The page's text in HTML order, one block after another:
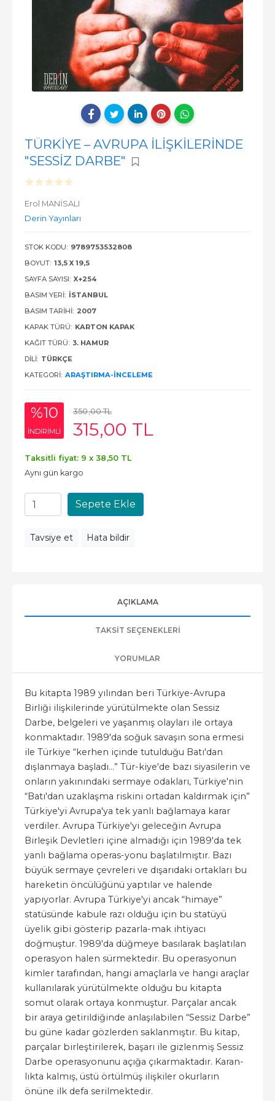
TÜRKİYE – AVRUPA İLİŞKİLERİNDE
"SESSİZ DARBE"
Erol MANİSALI
Derin Yayınları
STOK KODU: 9789753532808
BOYUT: 13,5 X 19,5
SAYFA SAYISI: X+254
BASIM YERI: İSTANBUL
BASIM TARIHI: 2007
KAPAK TÜRÜ: KARTON KAPAK
KAĞIT TÜRÜ: 3. HAMUR
DILI: TÜRKÇE
KATEGORI: ARAŞTIRMA-İNCELEME
%10
INDIRIMLI
350,00TL
315,00 TL
Taksitli fiyat: 9 x 38 ,50 TL
Aynı gün kargo
Sepete Ekle
Tavsiye et Hata bildir
AÇIKLAMA
TAKSIT SEÇENEKLERI
YORUMLAR
Bu kitapta 1989 yılından beri Türkiye-Avrupa
Birliği ilişkilerinde yürütülmekte olan Sessiz
Darbe, belgeleri ve yaşanmış olayları ile ortaya
konmaktadır. 1989'da soğuk savaşın sona ermesi
ile Türkiye “kerhen içinde tutulduğu Batı'dan
dışlanmaya başladı…” Tür-kiye'de bazı siyasilerin ve
onların yakınındaki sermaye odakları, Türkiye'nin
“Batı'dan uzaklaşma riskini ortadan kaldırmak için”
Türkiye'yi Avrupa'ya tek yanlı bağlamaya karar
verdiler. Avrupa Türkiye'yi geleceğin Avrupa
Birleşik Devletleri içine almadığı için 1989'da tek
yanlı bağlama operas-yonu başlatılmıştır. Bazı
büyük sermaye çevreleri ve dışarıdaki ortakları bu
hareketin öncülüğünü yaptılar ve halende
yapıyorlar. Avrupa Türkiye'yi ancak “himaye”
statüsünde kabule razı olduğu için bu statüyü
üyelik gibi gösterip pazarla-mak ihtiyacı
doğmuştur. 1989'da düğmeye basılarak başlatılan
operasyon halen sürmektedir. Bu operasyonun
kimler tarafından, hangi amaçlarla ve hangi araçlar
kullanılarak yürütülmekte olduğu bu kitapta
somut olarak ortaya konmuştur. Parçalar ancak
bir araya getirildiğinde anlaşılabilen “Sessiz Darbe”
bu güne kadar gözlerden saklanmıştır. Bu kitap,
parçalar birleştirilerek, başarı ile gizlenmiş Sessiz
Darbe operasyonunu açığa çıkarmaktadır. Karan-
lıkta kalmış, üstü örtülmüş ilişkiler okurların
önüne ilk defa serilmektedir.